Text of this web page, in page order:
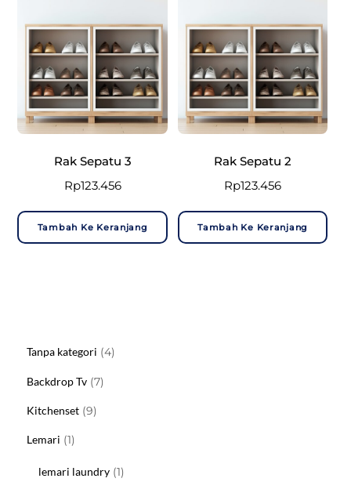
Rak Sepatu 3
Rp123.456
Tambah Ke Keranjang
Rak Sepatu 2
Rp123.456
Tambah Ke Keranjang
Tanpa kategori 44
Backdrop Tv 77
Kitchenset 99
Lemari 11
lemari laundry 11